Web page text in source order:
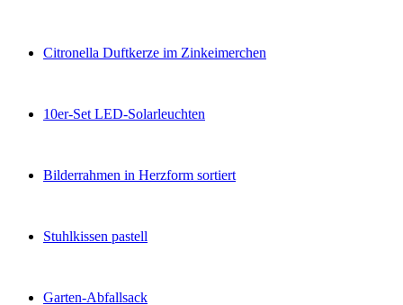
Citronella Duftkerze im Zinkeimerchen
10er-Set LED-Solarleuchten
Bilderrahmen in Herzform sortiert
Stuhlkissen pastell
Garten-Abfallsack